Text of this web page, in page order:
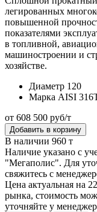
легированных
повышенной
показателями
в топливной,
машиностроении и
хозяйстве.
Диаметр 120
Марка AISI
от 608 500 руб/т
Добавить в корзину
В наличии 960 т
Наличие указано с
"Мегаполис". Для
свяжитесь с
Цена актуальная на
рынка, стоимость
уточняйте у